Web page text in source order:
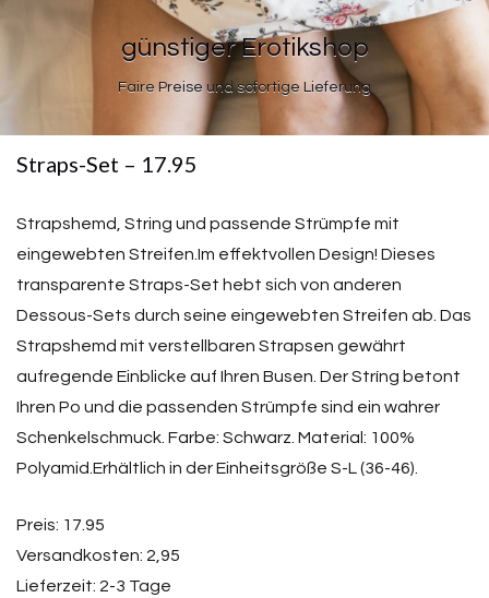
günstiger Erotikshop
Faire Preise und sofortige Lieferung
Straps-Set – 17.95
Strapshemd, String und passende Strümpfe mit
eingewebten Streifen.Im effektvollen Design! Dieses
transparente Straps-Set hebt sich von anderen
Dessous-Sets durch seine eingewebten Streifen ab. Das
Strapshemd mit verstellbaren Strapsen gewährt
aufregende Einblicke auf Ihren Busen. Der Stríng betont
Ihren Po und die passenden Strümpfe sind ein wahrer
Schenkelschmuck. Farbe: Schwarz. Material: 100%
Polyamid.Erhältlich in der Einheitsgröße S-L (36-46).
Preis: 17.95
Versandkosten: 2,95
Lieferzeit: 2-3 Tage